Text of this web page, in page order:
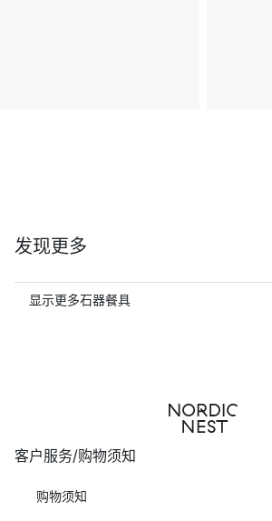
发现更多
显示更多石器餐具
客户服务/购物须知
购物须知